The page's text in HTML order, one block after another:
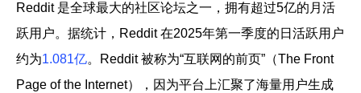
Reddit 是全球最大的社区论坛之一，拥有超过5亿的月活
跃用户。据统计，Reddit 在2025年第一季度的日活跃用户
约为1.081亿。Reddit 被称为“互联网的前页”（The Front
Page of the Internet），因为平台上汇聚了海量用户生成